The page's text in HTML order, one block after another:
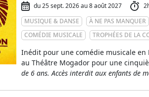
du 25 sept. 2026 au 8 août 2027
MUSIQUE & DANSE
À NE PAS MANQUER
COMÉDIE MUSICALE
TROPHÉES DE LA
Inédit pour une comédie musicale en
au Théâtre Mogador pour une
de 6 ans. Accès interdit aux enfants de